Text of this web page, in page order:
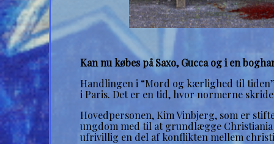
Kan nu købes på Saxo, Gucca og i en
Handlingen i “Mord og kærlighed til
i Paris. Det er en tid, hvor normerne
Hovedpersonen, Kim Vinbjerg, som er
ungdom med til at grundlægge
ufrivillig en del af konflikten mellem